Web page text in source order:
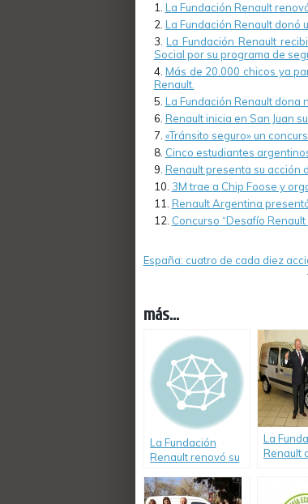
La Fundación Renault
La Fundación Renault donó
La Fundación Renault
Social por su programa de
Más de 20.000 chicos ya
Renault.
La Fundación Renault dona
Renault inicia en San Juan
«Tránsito seguro» un
Cinco estudiantes
Renault presenta su acción
3M trae a Chip Foose y
Renault Argentina
Concurso “Desafío
España: cuatro de cada diez
más...
La Fundación
Renault renovó su
Seguridad Vial
La
Renault